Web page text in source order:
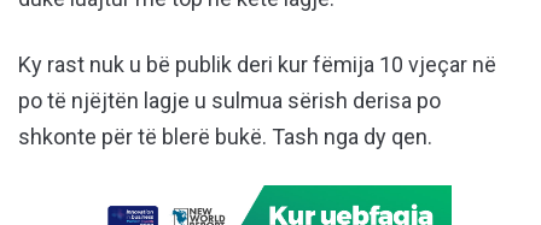
Ky rast nuk u bë publik deri kur fëmija 10 vjeçar në
po të njëjtën lagje u sulmua sërish derisa po
shkonte për të blerë bukë. Tash nga dy qen.